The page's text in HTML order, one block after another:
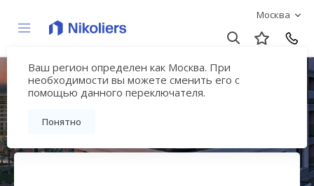
Москва
Ваш регион определен как Москва. При
необходимости вы можете сменить его с
помощью данного переключателя.
Понятно
Нескучный сад
Вернуться на страницу гостиничного